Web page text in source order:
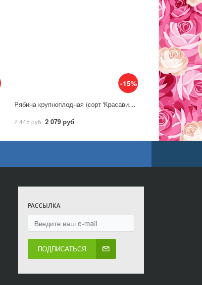
-15%
Рябина крупноплодная (сорт 'Красавица')
2 445 руб 2 079 руб
РАССЫЛКА
ПОДПИСАТЬСЯ